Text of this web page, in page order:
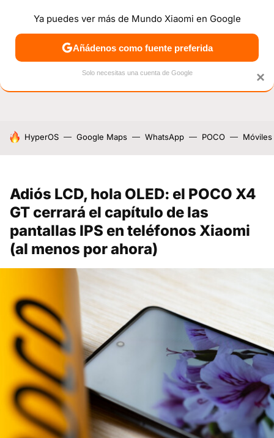
NOTICIAS MÓVILES TUTORIALES OFERTAS
HOY SE HABLA DE
HyperOS Google Maps WhatsApp POCO Móviles
Adiós LCD, hola OLED: el POCO X4
GT cerrará el capítulo de las
pantallas IPS en teléfonos Xiaomi
(al menos por ahora)
×
Ya puedes ver más de Mundo Xiaomi en Google
Añádenos como fuente preferida
Solo necesitas una cuenta de Google